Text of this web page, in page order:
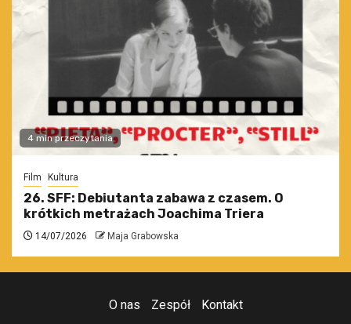
4 min przeczytania
Film Kultura
26. SFF: Debiutanta zabawa z czasem. O
krótkich metrażach Joachima Triera
14/07/2026 Maja Grabowska
O nas Zespół Kontakt